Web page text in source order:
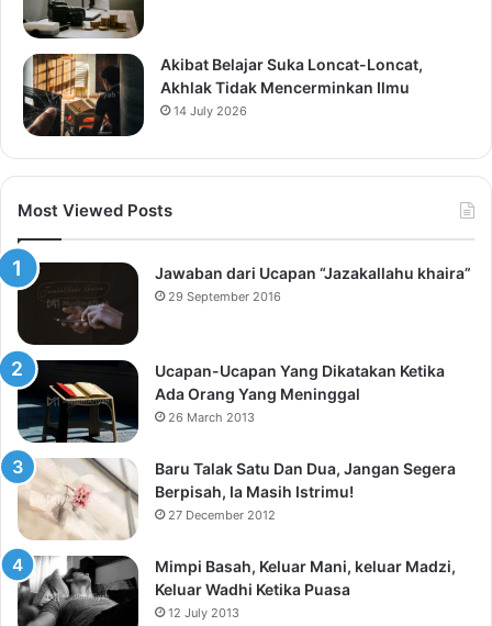
Akibat Belajar Suka Loncat-Loncat,
Akhlak Tidak Mencerminkan Ilmu
14 July 2026
Most Viewed Posts
Jawaban dari Ucapan “Jazakallahu khaira”
29 September 2016
Ucapan-Ucapan Yang Dikatakan Ketika
Ada Orang Yang Meninggal
26 March 2013
Baru Talak Satu Dan Dua, Jangan Segera
Berpisah, Ia Masih Istrimu!
27 December 2012
Mimpi Basah, Keluar Mani, keluar Madzi,
Keluar Wadhi Ketika Puasa
12 July 2013